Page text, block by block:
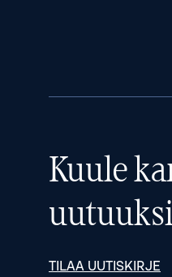
Kuule
TILAA UUTISKIRJE